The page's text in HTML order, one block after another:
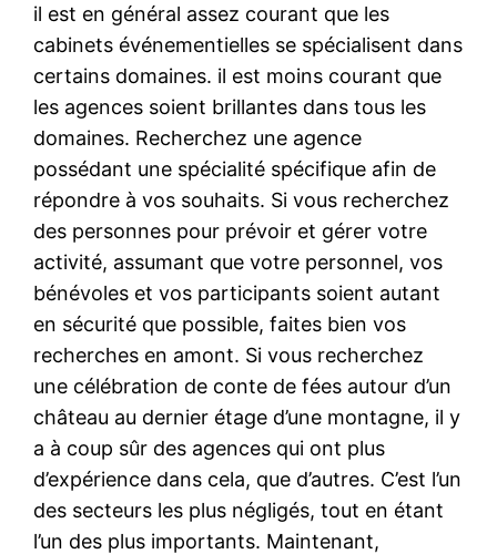
il est en général assez courant que les
cabinets événementielles se spécialisent dans
certains domaines. il est moins courant que
les agences soient brillantes dans tous les
domaines. Recherchez une agence
possédant une spécialité spécifique afin de
répondre à vos souhaits. Si vous recherchez
des personnes pour prévoir et gérer votre
activité, assumant que votre personnel, vos
bénévoles et vos participants soient autant
en sécurité que possible, faites bien vos
recherches en amont. Si vous recherchez
une célébration de conte de fées autour d’un
château au dernier étage d’une montagne, il y
a à coup sûr des agences qui ont plus
d’expérience dans cela, que d’autres. C’est l’un
des secteurs les plus négligés, tout en étant
l’un des plus importants. Maintenant,